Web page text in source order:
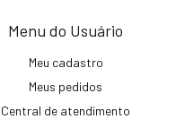
Menu do Usuário
Meu cadastro
Meus pedidos
Central de atendimento